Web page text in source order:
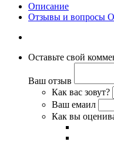
Описание
Отзывы и вопросы
Оставьте свой
Ваш отзыв
Как вас зовут?
Ваш емаил
Как вы